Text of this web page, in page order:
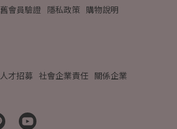
舊會員驗證 隱私政策 購物說明
人才招募 社會企業責任 關係企業